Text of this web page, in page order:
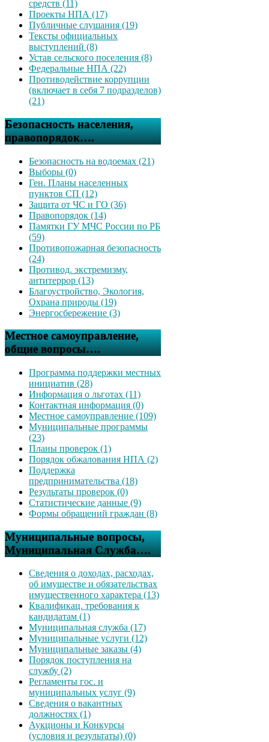
средств (11)
Проекты НПА (17)
Публичные слушания (19)
Тексты официальных
выступлений (8)
Устав сельского поселения (8)
Федеральные НПА (22)
Противодействие коррупции
(включает в себя 7 подразделов)
(21)
Безопасность населения,
правопорядок….
Безопасность на водоемах (21)
Выборы (0)
Ген. Планы населенных
пунктов СП (12)
Защита от ЧС и ГО (36)
Правопорядок (14)
Памятки ГУ МЧС России по РБ
(59)
Противопожарная безопасность
(24)
Противод. экстремизму,
антитеррор (13)
Благоустройство, Экология,
Охрана природы (19)
Энергосбережение (3)
Местное самоуправление,
общие вопросы….
Программа поддержки местных
инициатив (28)
Информация о льготах (11)
Контактная информация (0)
Местное самоуправление (109)
Муниципальные программы
(23)
Планы проверок (1)
Порядок обжалования НПА (2)
Поддержка
предпринимательства (18)
Результаты проверок (0)
Статистические данные (9)
Формы обращений граждан (8)
Муниципальные вопросы,
Муниципальная Служба….
Сведения о доходах, расходах,
об имуществе и обязательствах
имущественного характера (13)
Квалификац. требования к
кандидатам (1)
Муниципальная служба (17)
Муниципальные услуги (12)
Муниципальные заказы (4)
Порядок поступления на
службу (2)
Регламенты гос. и
муниципальных услуг (9)
Сведения о вакантных
должностях (1)
Аукционы и Конкурсы
(условия и результаты) (0)